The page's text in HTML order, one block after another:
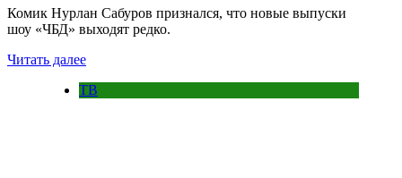
Комик Нурлан Сабуров признался, что новые выпуски
шоу «ЧБД» выходят редко.
Читать далее
ТВ